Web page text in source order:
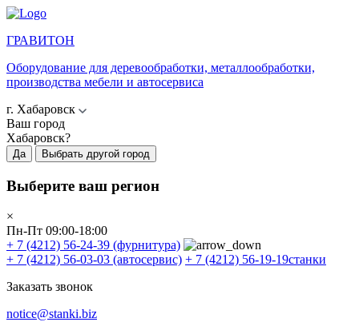
ГРАВИТОН
Оборудование для деревообработки, металлообработки,
производства мебели и автосервиса
г. Хабаровск
Ваш город
Хабаровск?
Да Выбрать другой город
Выберите ваш регион
×
Пн-Пт 09:00-18:00
+ 7 (4212) 56-24-39 (фурнитура)
+ 7 (4212) 56-03-03 (автосервис) + 7 (4212) 56-19-19станки
Заказать звонок
notice@stanki.biz